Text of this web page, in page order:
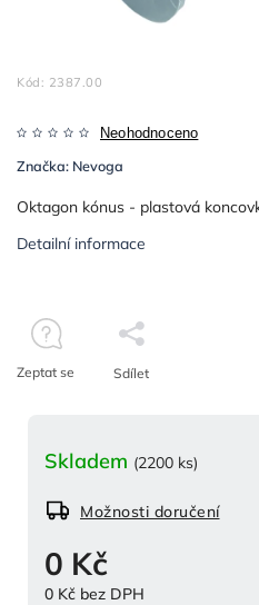
Kód: 2387.00
Neohodnoceno
Značka: Nevoga
0 Kč
0 Kč bez DPH
Skladem (2200 ks)
Možnosti doručení
Oktagon kónus - plastová
Detailní informace
Zeptat se Sdílet